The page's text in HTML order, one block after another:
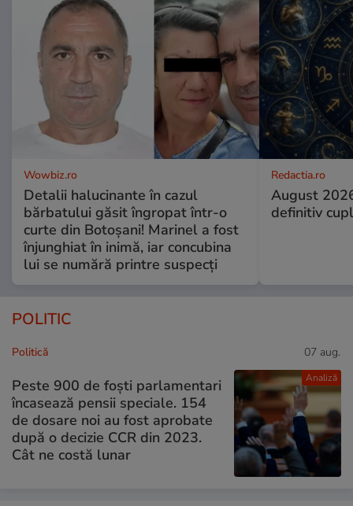
Wowbiz.ro
Detalii halucinante în cazul
bărbatului găsit îngropat într-o
curte din Botoșani! Marinel a fost
înjunghiat în inimă, iar concubina
lui se numără printre suspecți
Redactia.ro
August
definitiv
POLITIC
Analiză
Politică 07 aug.
Peste 900 de foști parlamentari
încasează pensii speciale. 154
de dosare noi au fost aprobate
după o decizie CCR din 2023.
Cât ne costă lunar